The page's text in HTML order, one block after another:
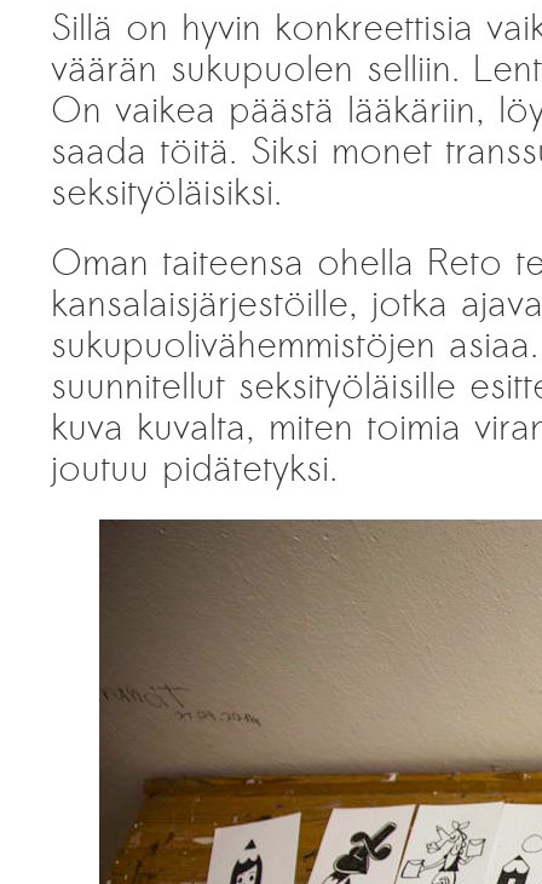
Sillä on hyvin konkreettisia
väärän sukupuolen selliin.
On vaikea päästä lääkäriin,
saada töitä. Siksi monet
seksityöläisiksi.
Oman taiteensa ohella Reto
kansalaisjärjestöille, jotka
sukupuolivähemmistöjen
suunnitellut seksityöläisille
kuva kuvalta, miten toimia
joutuu pidätetyksi.